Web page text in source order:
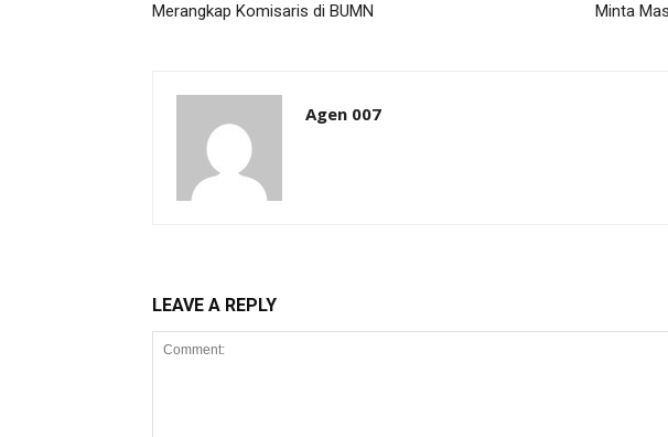
Merangkap Komisaris di BUMN
Minta
Agen 007
LEAVE A REPLY